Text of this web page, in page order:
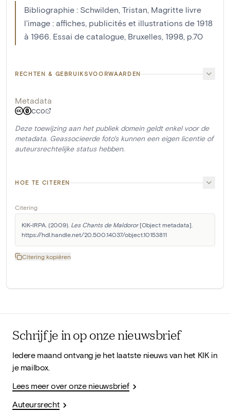
Bibliographie : Schwilden, Tristan, Magritte livre
l'image : affiches, publicités et illustrations de 1918
à 1966. Essai de catalogue, Bruxelles, 1998, p.70
RECHTEN & GEBRUIKSVOORWAARDEN
Metadata
CC0
Deze toewijzing aan het publiek domein geldt enkel voor de
metadata. Geassocieerde foto's kunnen een eigen licentie of
auteursrechtelijke status hebben.
HOE TE CITEREN
Citering
KIK-IRPA. (2009). Les Chants de Maldoror [Object metadata].
https://hdl.handle.net/20.500.14037/object.10153811
Citering kopiëren
Schrijf je in op onze nieuwsbrief
Iedere maand ontvang je het laatste nieuws van het KIK in
je mailbox.
Lees meer over onze nieuwsbrief
Auteursrecht